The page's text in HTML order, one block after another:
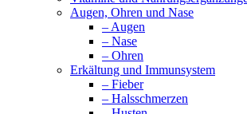
Augen, Ohren und Nase
– Augen
– Nase
– Ohren
Erkältung und Immunsystem
– Fieber
– Halsschmerzen